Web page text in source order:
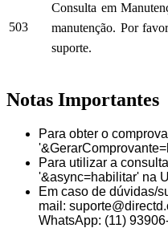
503
Consulta em
manutenção. Por
suporte.
Notas Importantes
Para obter o
Para utilizar a
'&async=habilitar' na
Em caso de dúvidas/
mail:
WhatsApp: (11)